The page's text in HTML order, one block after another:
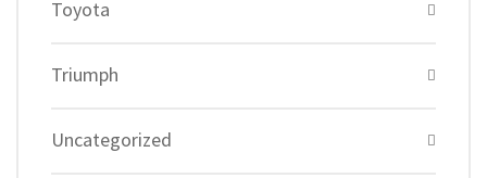
Toyota
Triumph
Uncategorized